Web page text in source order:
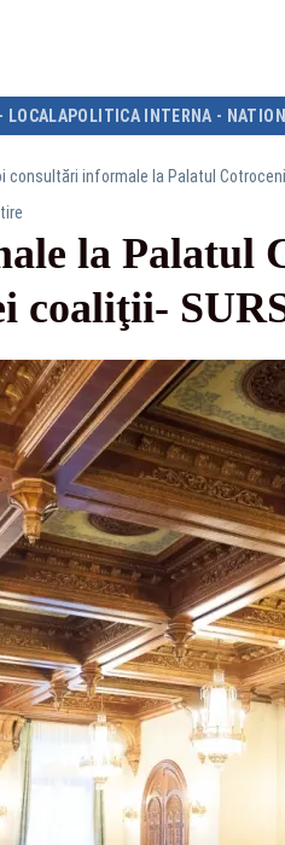
LOCALAPOLITICA INTERNA -
consultări informale la Palatul
la Palatul
coaliţii-